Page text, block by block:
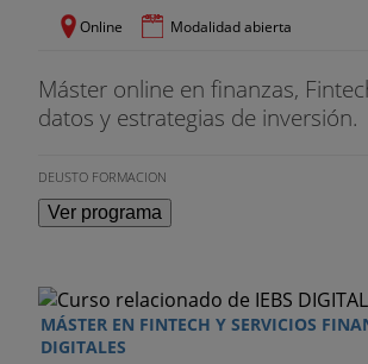
Online Modalidad abierta
Máster online en finanzas,
datos y estrategias de inversión.
DEUSTO FORMACION
Ver programa
MÁSTER EN FINTECH Y SERVICIOS
DIGITALES